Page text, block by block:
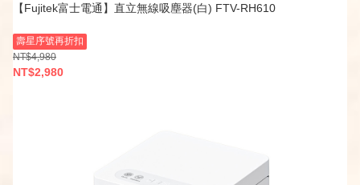
【Fujitek富士電通】直立無線吸塵器(白) FTV-RH610
壽星序號再折扣
NT$4,980
NT$2,980